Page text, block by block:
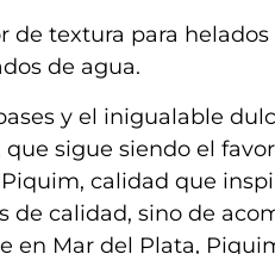
de textura para
de agua.
y el inigualable
sigue siendo el
calidad que
de calidad, sino de
en Mar del Plata,